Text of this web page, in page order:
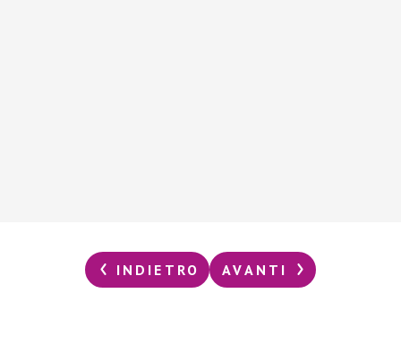
INDIETRO AVANTI